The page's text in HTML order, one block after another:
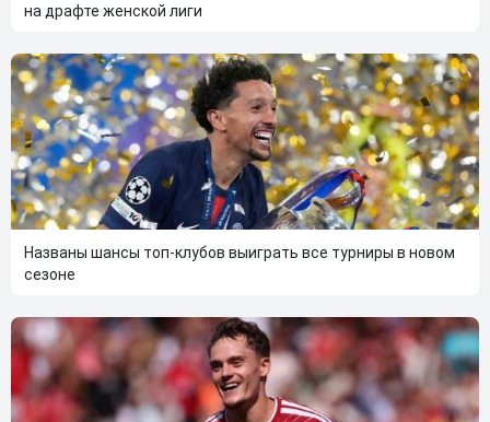
на драфте женской лиги
Названы шансы топ-клубов выиграть все турниры в новом
сезоне